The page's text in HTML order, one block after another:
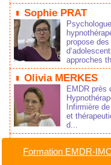
Sophie PRAT
propose
approches
Olivia MERKES
EMDR près
Infirmière
et
d...
Thérapeute
Gard
Formation EMDR-